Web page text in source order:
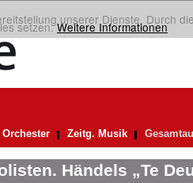
unserer Dienste. Durch
setzen.Weitere Informationen
Orchester Zeitg. Musik
Händels „Te